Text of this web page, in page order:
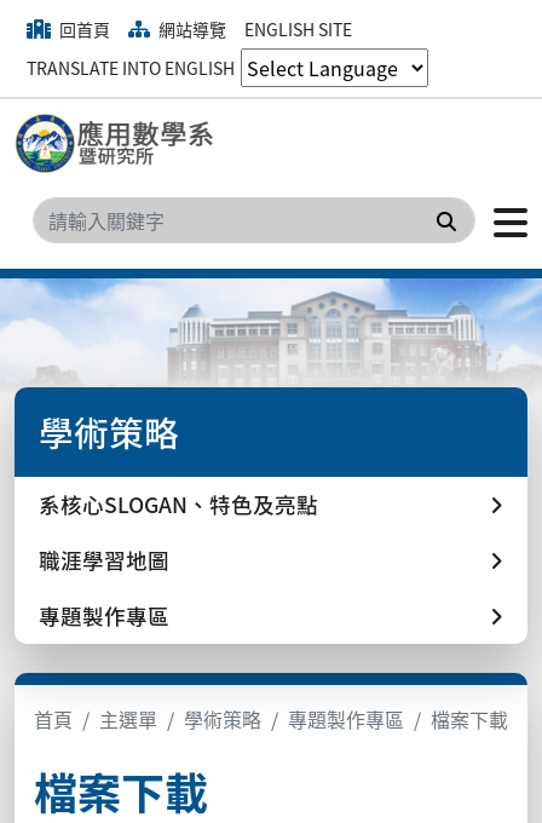
回首頁 網站導覽
ENGLISH SITE
TRANSLATE INTO ENGLISH
搜尋
學術策略
系核心SLOGAN、特色及亮點
職涯學習地圖
專題製作專區
首頁 主選單 學術策略 專題製作專區 檔案下載
檔案下載